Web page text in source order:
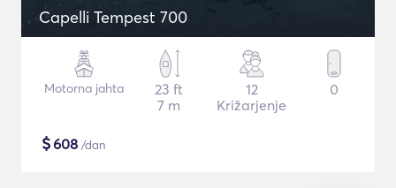
Capelli Tempest 700
Motorna jahta
23 ft
7 m
12
Križarjenje
0
$608 /dan